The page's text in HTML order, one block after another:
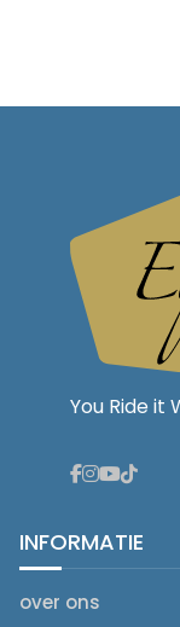
You Ride it
INFORMATIE
over ons